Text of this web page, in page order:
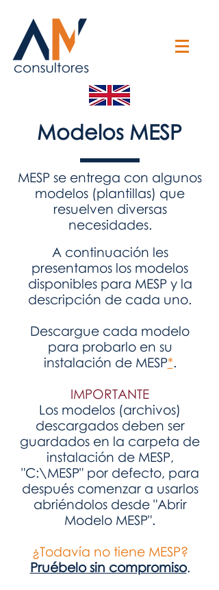
Modelos MESP
MESP se entrega con algunos
modelos (plantillas) que
resuelven diversas
necesidades.​
A continuación les
presentamos los modelos
disponibles para MESP y la
descripción de cada uno.
Descargue cada modelo
para probarlo en su
instalación de MESP*.
IMPORTANTE
Los modelos (archivos)
descargados deben ser
guardados en la carpeta de
instalación de MESP,
"C:\MESP" por defecto, para
después comenzar a usarlos
abriéndolos desde "Abrir
Modelo MESP".
¿Todavía no tiene MESP?
Pruébelo sin compromiso.